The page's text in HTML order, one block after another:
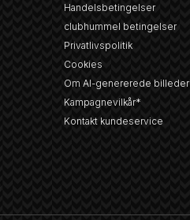
Handelsbetingelser
clubhummel betingelser
Privatlivspolitik
Cookies
Om AI-genererede billeder
Kampagnevilkår*
Kontakt kundeservice